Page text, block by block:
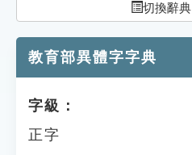
貓頭鷹博士
切換辭典
教育部異體字字典
字級：
正字